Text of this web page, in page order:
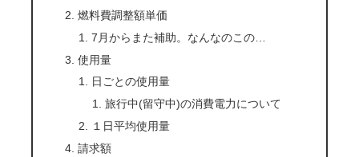
燃料費調整額単価
7月からまた補助。なんなのこの…
使用量
日ごとの使用量
旅行中(留守中)の消費電力について
１日平均使用量
請求額